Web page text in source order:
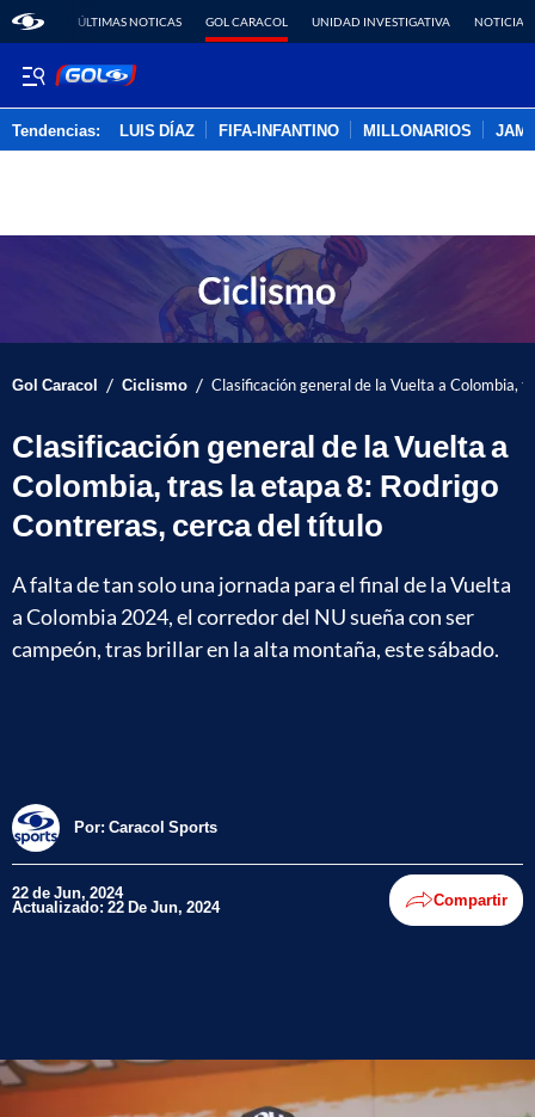
ÚLTIMAS NOTICAS GOL CARACOL UNIDAD INVESTIGATIVA NOTICIAS
Tendencias: LUIS DÍAZ FIFA-INFANTINO MILLONARIOS
Gol Caracol / Ciclismo / Clasificación general de la Vuelta a Colombia,
Clasificación general de la Vuelta a
Colombia, tras la etapa 8: Rodrigo
Contreras, cerca del título
A falta de tan solo una jornada para el final de la Vuelta
a Colombia 2024, el corredor del NU sueña con ser
campeón, tras brillar en la alta montaña, este sábado.
Por: Caracol Sports
22 de Jun, 2024
Actualizado: 22 De Jun, 2024 Compartir